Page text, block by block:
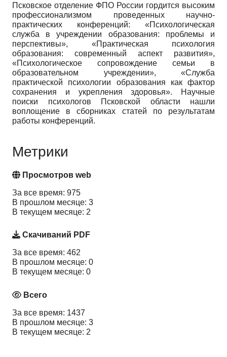
Псковское отделение ФПО России гордится высоким
профессионализмом проведенных научно-
практических конференций: «Психологическая
служба в учреждении образования: проблемы и
перспективы», «Практическая психология
образования: современный аспект развития»,
«Психологическое сопровождение семьи в
образовательном учреждении», «Служба
практической психологии образования как фактор
сохранения и укрепления здоровья». Научные
поиски психологов Псковской области нашли
воплощение в сборниках статей по результатам
работы конференций.
Метрики
Просмотров web
За все время: 975
В прошлом месяце: 3
В текущем месяце: 2
Скачиваний PDF
За все время: 462
В прошлом месяце: 0
В текущем месяце: 0
Всего
За все время: 1437
В прошлом месяце: 3
В текущем месяце: 2